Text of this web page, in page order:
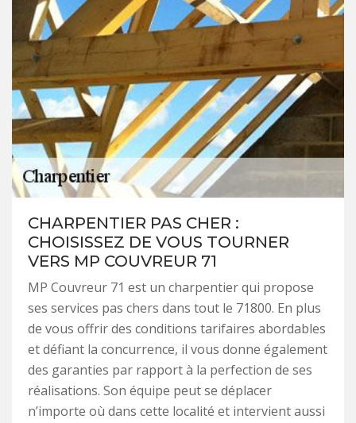
CHARPENTIER PAS CHER :
CHOISISSEZ DE VOUS TOURNER
VERS MP COUVREUR 71
MP Couvreur 71 est un charpentier qui propose
ses services pas chers dans tout le 71800. En plus
de vous offrir des conditions tarifaires abordables
et défiant la concurrence, il vous donne également
des garanties par rapport à la perfection de ses
réalisations. Son équipe peut se déplacer
n’importe où dans cette localité et intervient aussi